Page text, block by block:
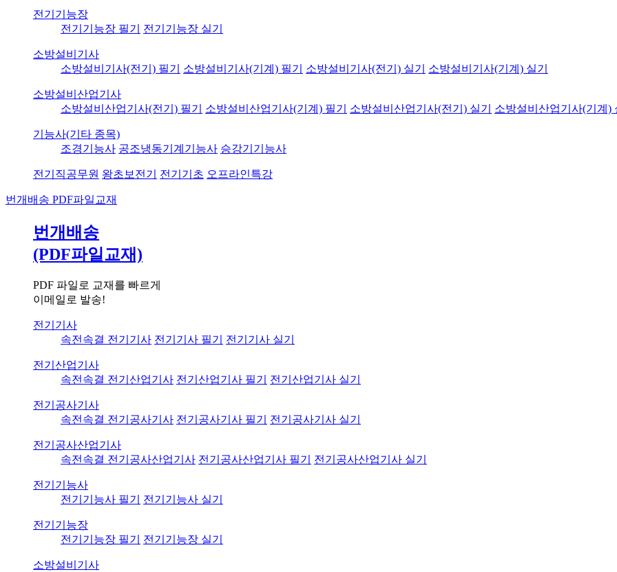
전기기능장
전기기능장 필기
전기기능장 실기
소방설비기사
소방설비기사(전기) 필기
소방설비기사(기계) 필기 소방설비기사(전기) 실기 소방설비기사(기계) 실기
소방설비산업기사
소방설비산업기사(전기) 필기
소방설비산업기사(기계) 필기 소방설비산업기사(전기) 실기 소방설비산업기사(기계)
기능사(기타 종목)
조경기능사 공조냉동기계기능사 승강기기능사
전기직공무원 왕초보전기 전기기초 오프라인특강
번개배송 PDF파일교재
번개배송
(PDF파일교재)
PDF 파일로 교재를 빠르게
이메일로 발송!
전기기사
속전속결 전기기사 전기기사 필기 전기기사 실기
전기산업기사
속전속결 전기산업기사 전기산업기사 필기 전기산업기사 실기
전기공사기사
속전속결 전기공사기사 전기공사기사 필기 전기공사기사 실기
전기공사산업기사
속전속결 전기공사산업기사 전기공사산업기사 필기 전기공사산업기사 실기
전기기능사
전기기능사 필기
전기기능사 실기
전기기능장
전기기능장 필기
전기기능장 실기
소방설비기사